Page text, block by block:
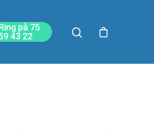
på 75
43 22